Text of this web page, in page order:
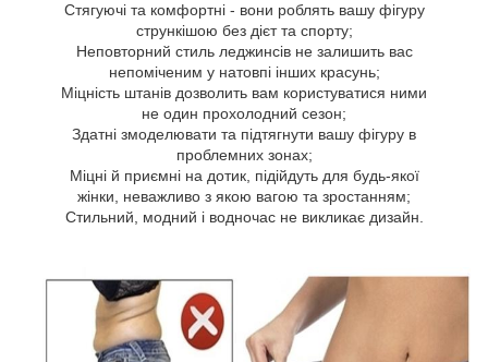
Стягуючі та комфортні - вони роблять вашу фігуру
стрункішою без дієт та спорту;
Неповторний стиль леджинсів не залишить вас
непоміченим у натовпі інших красунь;
Міцність штанів дозволить вам користуватися ними
не один прохолодний сезон;
Здатні змоделювати та підтягнути вашу фігуру в
проблемних зонах;
Міцні й приємні на дотик, підійдуть для будь-якої
жінки, неважливо з якою вагою та зростанням;
Стильний, модний і водночас не викликає дизайн.